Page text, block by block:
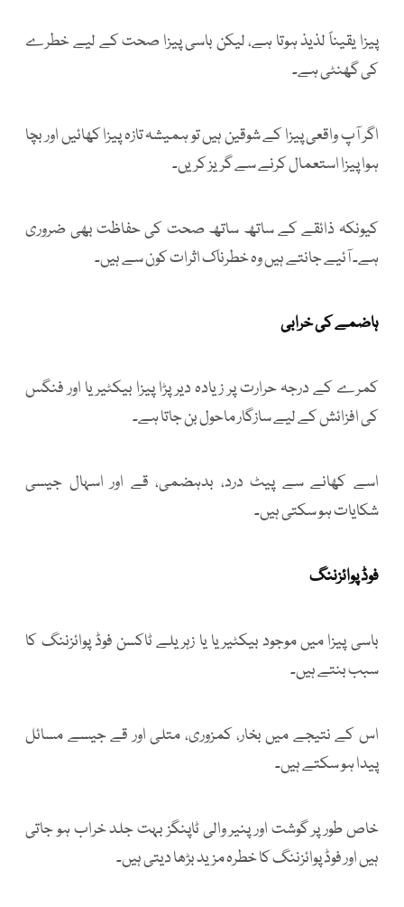
پیزا یقیناً لذیذ ہوتا ہے، لیکن باسی پیزا صحت کے لیے خطرے
کی گھنٹی ہے۔
اگر آپ واقعی پیزا کے شوقین ہیں تو ہمیشہ تازہ پیزا کھائیں اور بچا
ہوا پیزا استعمال کرنے سے گریز کریں۔
کیونکہ ذائقے کے ساتھ ساتھ صحت کی حفاظت بھی ضروری
ہے۔ آئیے جانتے ہیں وہ خطرناک اثرات کون سے ہیں۔
ہاضمے کی خرابی
کمرے کے درجہ حرارت پر زیادہ دیر پڑا پیزا بیکٹیریا اور فنگس
کی افزائش کے لیے سازگار ماحول بن جاتا ہے۔
اسے کھانے سے پیٹ درد، بدہضمی، قے اور اسہال جیسی
شکایات ہو سکتی ہیں۔
فوڈ پوائزننگ
باسی پیزا میں موجود بیکٹیریا یا زہریلے ٹاکسن فوڈ پوائزننگ کا
سبب بنتے ہیں۔
اس کے نتیجے میں بخار، کمزوری، متلی اور قے جیسے مسائل
پیدا ہو سکتے ہیں۔
خاص طور پر گوشت اور پنیر والی ٹاپنگز بہت جلد خراب ہو جاتی
ہیں اور فوڈ پوائزننگ کا خطرہ مزید بڑھا دیتی ہیں۔